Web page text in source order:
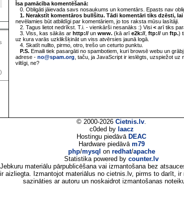
Īsa pamācība komentēšanā:
0. Obligāti jāievada savs nosaukums un komentārs. Epasts nav
1. Nerakstīt komentāros bullšitu. Tādi komentāri tiks dzēsti,
nevēlamies būt atbildīgi par komentāriem, jo tos raksta mūsu lasītāji.
2. Tagus lietot nedrīkst. T.i. - vienkārši nesanāks :) Visi < arī tiks
3. Viss, kas sākās ar http:// un www. (kā arī e2k:// ftp:// un ftp.)
uz kura varās uzklikšķināt un viss atvērsies jaunā logā.
4. Skatīt nullto, pirmo, otro, trešo un ceturto punktu.
P.S. Emaili tiek pasargāti no spambotiem, kuri browsē webu un
adrese - no@spam.org , taču, ja JavaScript ir ieslēgts, uzspiežot
viltīgi, ne?
© 2000-2026 Cietnis.lv.
c0ded by laacz
Hostingu piedāvā DEAC
Hardware piedāvā m79
php/mysql on redhat/apache
Statistika powered by counter.lv
Jebkuru materiālu pārpublicēšana vai izmantošana bez
ir aizliegta. Izmantojot materiālus no cietnis.lv, pirms to darīt, ir
sazināties ar autoru un noskaidrot izmantošanas